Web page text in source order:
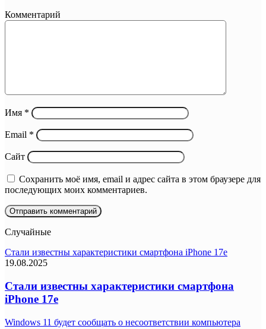
Комментарий
Имя *
Email *
Сайт
Сохранить моё имя, email и адрес сайта в этом браузере для
последующих моих комментариев.
Случайные
Стали известны характеристики смартфона iPhone 17e
19.08.2025
Стали известны характеристики смартфона
iPhone 17e
Windows 11 будет сообщать о несоответствии компьютера